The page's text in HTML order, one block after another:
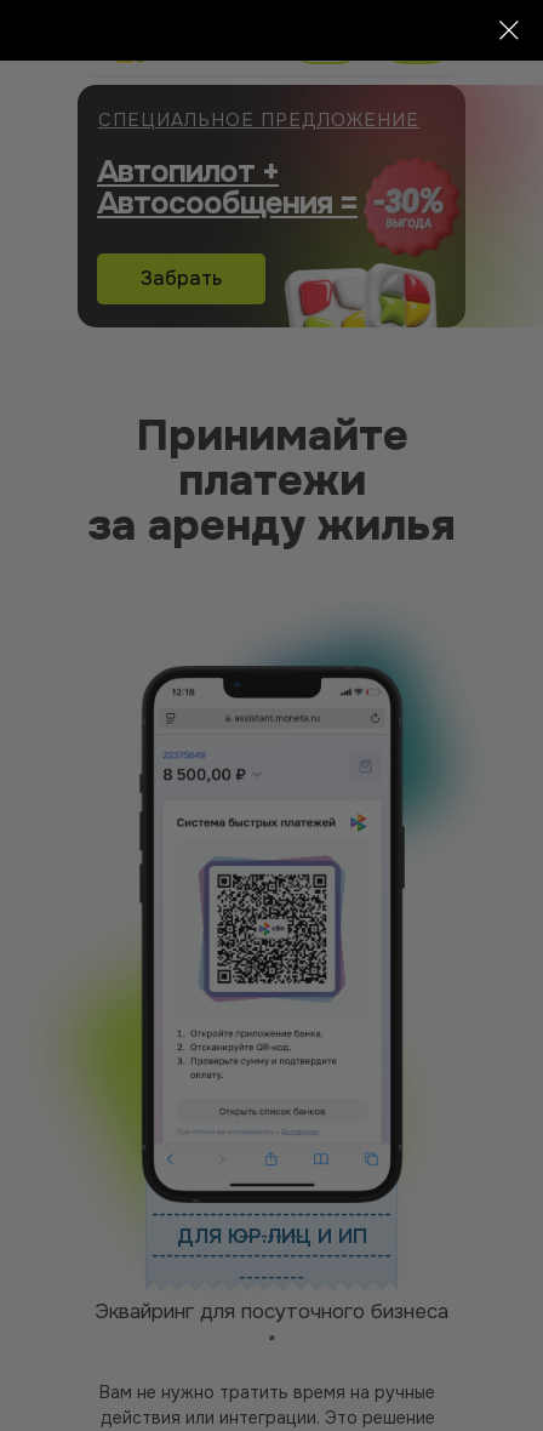
Автопилот +
Автосообщения =
СПЕЦИАЛЬНОЕ ПРЕДЛОЖЕНИЕ
Забрать
Принимайте
платежи
за аренду жилья
Вам не нужно тратить время на ручные
действия или интеграции. Это решение
Эквайринг для посуточного бизнеса
*
---------------------------------
---------
---------------------------------
---------
ДЛЯ ЮР.ЛИЦ И ИП